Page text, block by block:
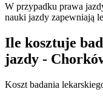
W przypadku prawa
nauki jazdy zapewniają
Ile kosztuje
jazdy -
Koszt badania